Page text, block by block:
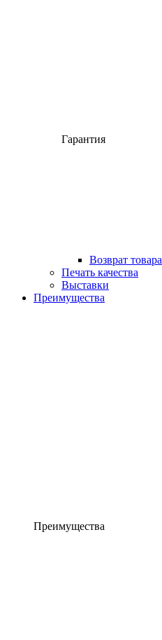
Гарантия
Возврат товара
Печать качества
Выставки
Преимущества
Преимущества